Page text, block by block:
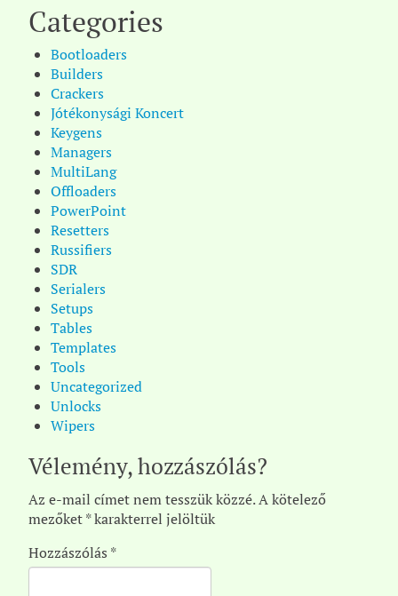
Categories
Bootloaders
Builders
Crackers
Jótékonysági Koncert
Keygens
Managers
MultiLang
Offloaders
PowerPoint
Resetters
Russifiers
SDR
Serialers
Setups
Tables
Templates
Tools
Uncategorized
Unlocks
Wipers
Vélemény, hozzászólás?
Az e-mail címet nem tesszük közzé.A kötelező
mezőket*karakterrel jelöltük
Hozzászólás *